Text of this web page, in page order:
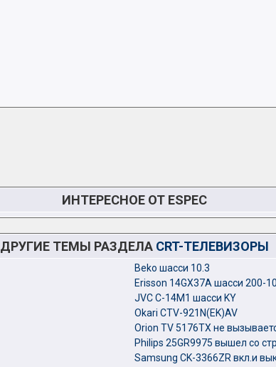
ИНТЕРЕСНОЕ ОТ ESPEC
ДРУГИЕ ТЕМЫ РАЗДЕЛА CRT-ТЕЛЕВИЗОРЫ
Beko шасси 10.3
Erisson 14GX37A шасси 200-
JVC C-14M1 шасси KY
Okari CTV-921N(EK)AV
Orion TV 5176TX не
Philips 25GR9975 вышел со
Samsung CK-3366ZR вкл.и